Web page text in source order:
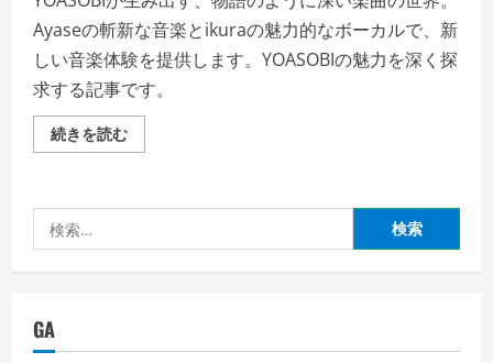
Ayaseの斬新な音楽とikuraの魅力的なボーカルで、新
しい音楽体験を提供します。YOASOBIの魅力を深く探
求する記事です。
続きを読む「物
語
旋
YOASOBI
が
の
索:
GA